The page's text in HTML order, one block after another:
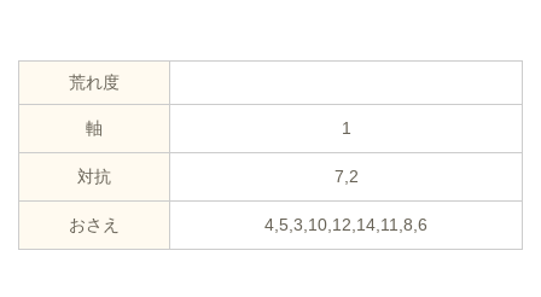
荒れ度
軸 1
対抗 7,2
おさえ 4,5,3,10,12,14,11,8,6